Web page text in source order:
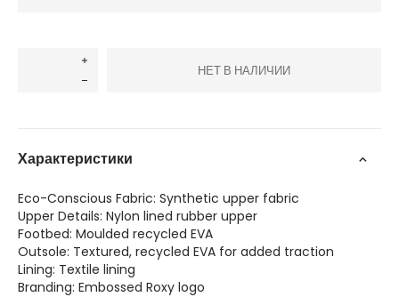
НЕТ В НАЛИЧИИ
Характеристики
Eco-Conscious Fabric: Synthetic upper fabric
Upper Details: Nylon lined rubber upper
Footbed: Moulded recycled EVA
Outsole: Textured, recycled EVA for added traction
Lining: Textile lining
Branding: Embossed Roxy logo